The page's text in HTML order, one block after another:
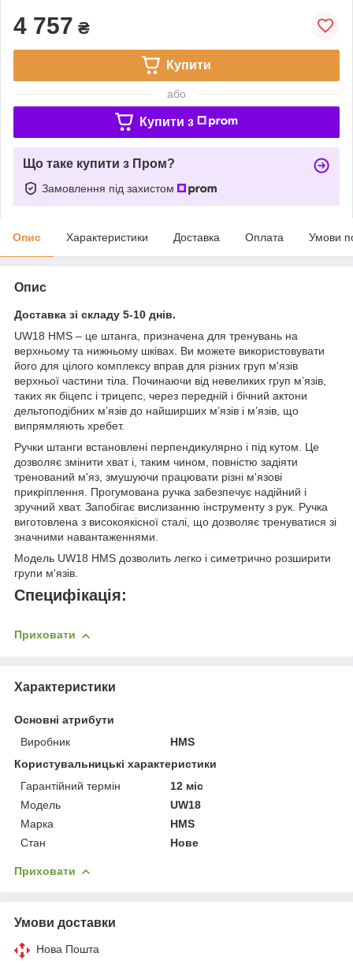
4 757 ₴
Купити
або
Купити з
Що таке купити з Пром?
Замовлення під захистом
Опис Характеристики Доставка Оплата Умови
Опис
Доставка зі складу 5-10 днів.
UW18 HMS – це штанга, призначена для тренувань на
верхньому та нижньому шківах. Ви можете використовувати
його для цілого комплексу вправ для різних груп м'язів
верхньої частини тіла. Починаючи від невеликих груп м’язів,
таких як біцепс і трицепс, через передній і бічний актони
дельтоподібних м’язів до найширших м’язів і м’язів, що
випрямляють хребет.
Ручки штанги встановлені перпендикулярно і під кутом. Це
дозволяє змінити хват і, таким чином, повністю задіяти
тренований м'яз, змушуючи працювати різні м'язові
прикріплення. Прогумована ручка забезпечує надійний і
зручний хват. Запобігає вислизанню інструменту з рук. Ручка
виготовлена з високоякісної сталі, що дозволяє тренуватися зі
значними навантаженнями.
Модель UW18 HMS дозволить легко і симетрично розширити
групи м'язів.
Специфікація:
Приховати
Характеристики
Основні атрибути
Виробник
HMS
Користувальницькі характеристики
Гарантійний термін
12 міс
Мoдель
UW18
Марка
HMS
Стан
Нове
Приховати
Умови доставки
Нова Пошта